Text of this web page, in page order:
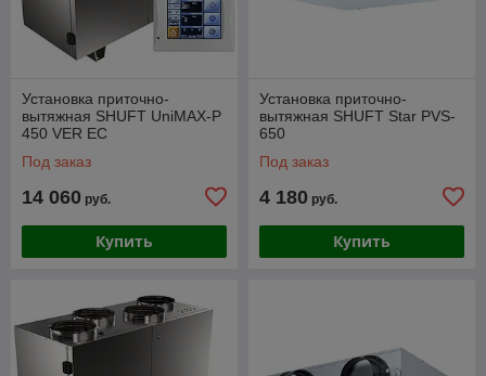
Установка приточно-
вытяжная SHUFT UniMAX-P
450 VER EC
Под заказ
14 060 руб.
Купить
Установка приточно-
вытяжная SHUFT Star PVS-
650
Под заказ
4 180 руб.
Купить